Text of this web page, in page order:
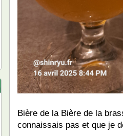
Bière de la Bière de la
connaissais pas et que je